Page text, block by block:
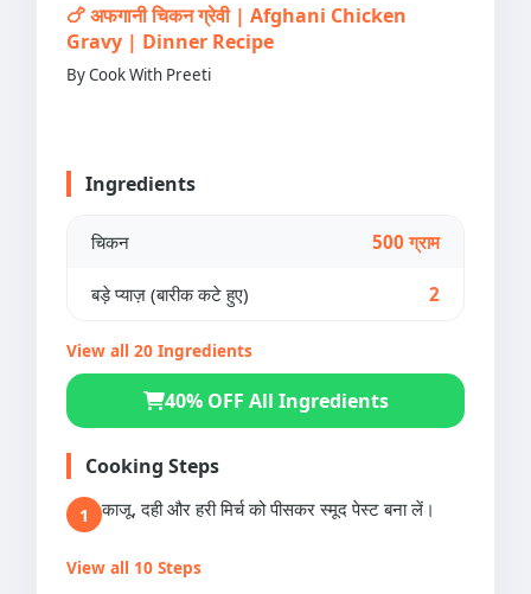
🍗 अफगानी चिकन ग्रेवी | Afghani Chicken
Gravy | Dinner Recipe
By Cook With Preeti
Ingredients
चिकन 500 ग्राम
बड़े प्याज़ (बारीक कटे हुए) 2
View all 20 Ingredients
40% OFF All Ingredients
Cooking Steps
1 काजू, दही और हरी मिर्च को पीसकर स्मूद पेस्ट बना लें।
View all 10 Steps